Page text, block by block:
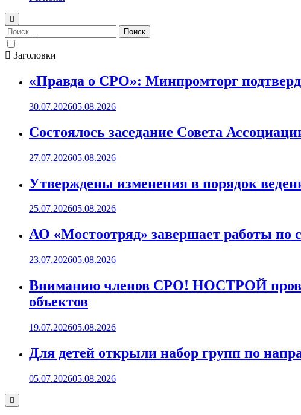
Найти:
Заголовки
«Правда о СРО»: Минпромторг
30.07.202605.08.2026
Состоялось заседание Совета
27.07.202605.08.2026
Утверждены изменения в порядок
25.07.202605.08.2026
АО «Мостоотряд» завершает работы по
23.07.202605.08.2026
Вниманию членов СРО! НОСТРОЙ
объектов
19.07.202605.08.2026
Для детей открыли набор групп по
05.07.202605.08.2026